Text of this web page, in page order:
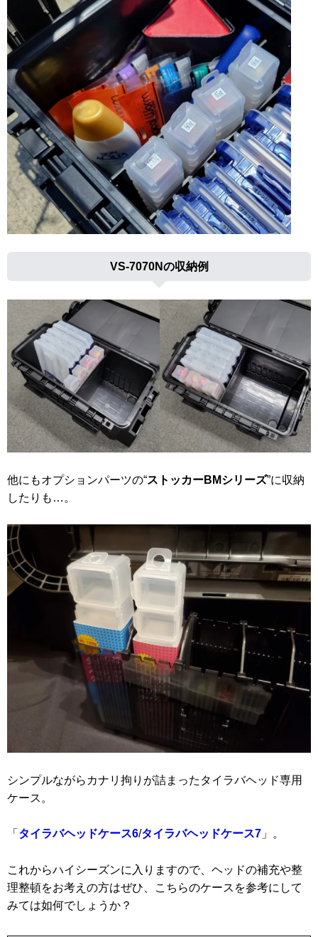
VS-7070Nの収納例
他にもオプションパーツの“ストッカーBMシリーズ”に収納
したりも…。
シンプルながらカナリ拘りが詰まったタイラバヘッド専用
ケース。
「 タイラバヘッドケース6/タイラバヘッドケース7 」。
これからハイシーズンに入りますので、ヘッドの補充や整
理整頓をお考えの方はぜひ、こちらのケースを参考にして
みては如何でしょうか？